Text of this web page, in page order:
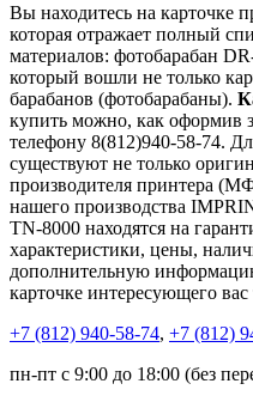
Вы находитесь на карточке
которая отражает полный
материалов: фотобарабан
который вошли не только
барабанов (фотобарабаны).
купить можно, как оформив
телефону 8(812)940-58-74.
существуют не только
производителя принтера
нашего производства
TN-8000 находятся на
характеристики, цены,
дополнительную
карточке интересующего вас
+7 (812) 940-58-74, +7 (812)
пн-пт с 9:00 до 18:00 (без